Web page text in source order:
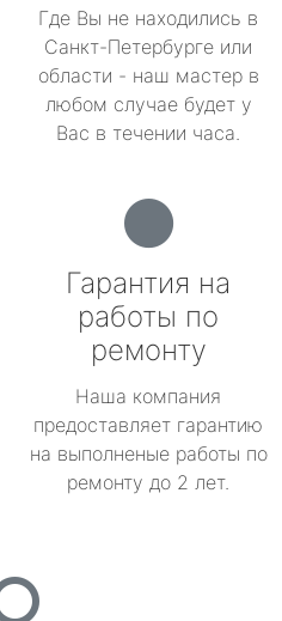
Где Вы не находились в
Санкт-Петербурге или
области - наш мастер в
любом случае будет у
Вас в течении часа.
Гарантия на
работы по
ремонту
Наша компания
предоставляет гарантию
на выполненые работы по
ремонту до 2 лет.